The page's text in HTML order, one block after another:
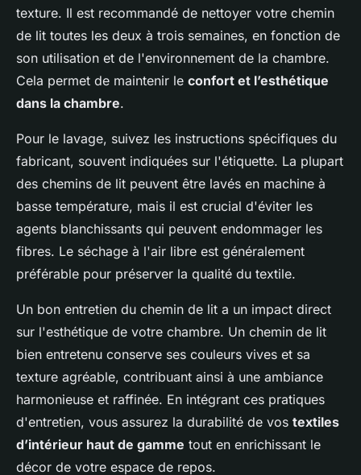
texture. Il est recommandé de nettoyer votre chemin
de lit toutes les deux à trois semaines, en fonction de
son utilisation et de l'environnement de la chambre.
Cela permet de maintenir le confort et l’esthétique
dans la chambre.
Pour le lavage, suivez les instructions spécifiques du
fabricant, souvent indiquées sur l'étiquette. La plupart
des chemins de lit peuvent être lavés en machine à
basse température, mais il est crucial d'éviter les
agents blanchissants qui peuvent endommager les
fibres. Le séchage à l'air libre est généralement
préférable pour préserver la qualité du textile.
Un bon entretien du chemin de lit a un impact direct
sur l'esthétique de votre chambre. Un chemin de lit
bien entretenu conserve ses couleurs vives et sa
texture agréable, contribuant ainsi à une ambiance
harmonieuse et raffinée. En intégrant ces pratiques
d'entretien, vous assurez la durabilité de vos textiles
d’intérieur haut de gamme tout en enrichissant le
décor de votre espace de repos.